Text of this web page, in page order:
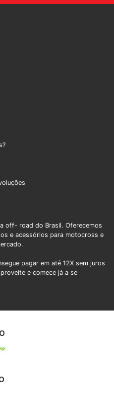
off- road do Brasil. Oferecemos
e acessórios para motocross e
pagar em até 12X sem juros
e comece já a se